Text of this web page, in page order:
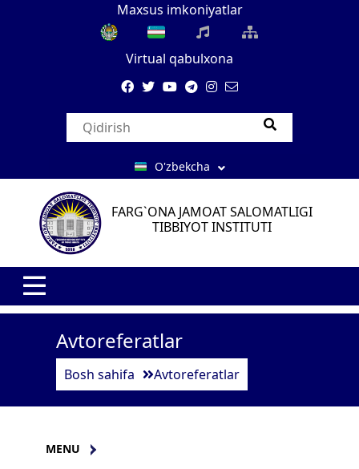
Maxsus imkoniyatlar
Virtual qabulxona
O'zbekcha
FARG`ONA JAMOAT SALOMATLIGI
TIBBIYOT INSTITUTI
Avtoreferatlar
Bosh sahifa Avtoreferatlar
MENU